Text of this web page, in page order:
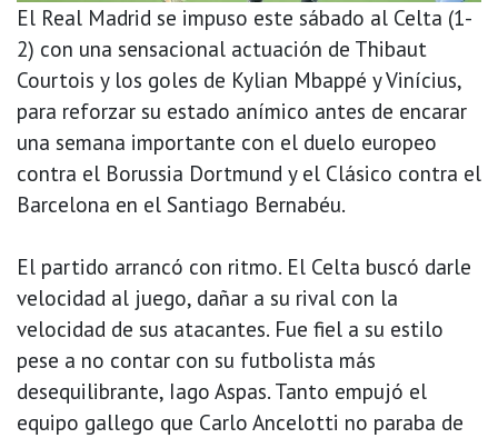
El Real Madrid se impuso este sábado al Celta (1-
2) con una sensacional actuación de Thibaut
Courtois y los goles de Kylian Mbappé y Vinícius,
para reforzar su estado anímico antes de encarar
una semana importante con el duelo europeo
contra el Borussia Dortmund y el Clásico contra el
Barcelona en el Santiago Bernabéu.
El partido arrancó con ritmo. El Celta buscó darle
velocidad al juego, dañar a su rival con la
velocidad de sus atacantes. Fue fiel a su estilo
pese a no contar con su futbolista más
desequilibrante, Iago Aspas. Tanto empujó el
equipo gallego que Carlo Ancelotti no paraba de